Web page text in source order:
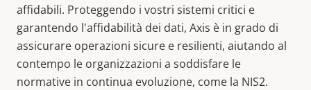
affidabili. Proteggendo i vostri sistemi critici e
garantendo l'affidabilità dei dati, Axis è in grado di
assicurare operazioni sicure e resilienti, aiutando al
contempo le organizzazioni a soddisfare le
normative in continua evoluzione, come la NIS2.